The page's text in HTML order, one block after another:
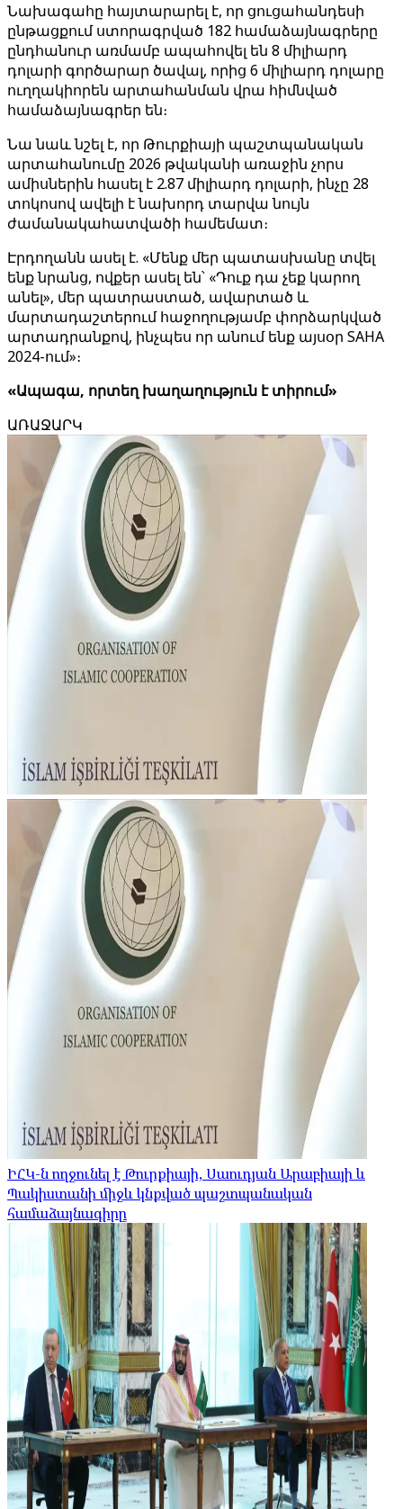
Նախագահը հայտարարել է, որ ցուցահանդեսի
ընթացքում ստորագրված 182 համաձայնագրերը
ընդհանուր առմամբ ապահովել են 8 միլիարդ
դոլարի գործարար ծավալ, որից 6 միլիարդ դոլարը
ուղղակիորեն արտահանման վրա հիմնված
համաձայնագրեր են։
Նա նաև նշել է, որ Թուրքիայի պաշտպանական
արտահանումը 2026 թվականի առաջին չորս
ամիսներին հասել է 2.87 միլիարդ դոլարի, ինչը 28
տոկոսով ավելի է նախորդ տարվա նույն
ժամանակահատվածի համեմատ։
Էրդողանն ասել է. «Մենք մեր պատասխանը տվել
ենք նրանց, ովքեր ասել են՝ «Դուք դա չեք կարող
անել», մեր պատրաստած, ավարտած և
մարտադաշտերում հաջողությամբ փորձարկված
արտադրանքով, ինչպես որ անում ենք այսօր SAHA
2024-ում»։
«Ապագա, որտեղ խաղաղություն է տիրում»
ԱՌԱՋԱՐԿ
ԻՀԿ-ն ողջունել է Թուրքիայի, Սաուդյան Արաբիայի և
Պակիստանի միջև կնքված պաշտպանական
համաձայնագիրը